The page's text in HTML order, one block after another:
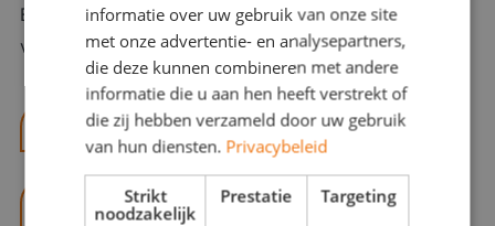
Bel of mail Benno met al jouw vragen. Benno staat
voor je klaar en helpt je graag!
benno@viajou.nl
06 13 28 62 71
informatie over uw gebruik van onze site
met onze advertentie- en analysepartners,
die deze kunnen combineren met andere
informatie die u aan hen heeft verstrekt of
die zij hebben verzameld door uw gebruik
van hun diensten. Privacybeleid
Strikt
noodzakelijk
Prestatie Targeting